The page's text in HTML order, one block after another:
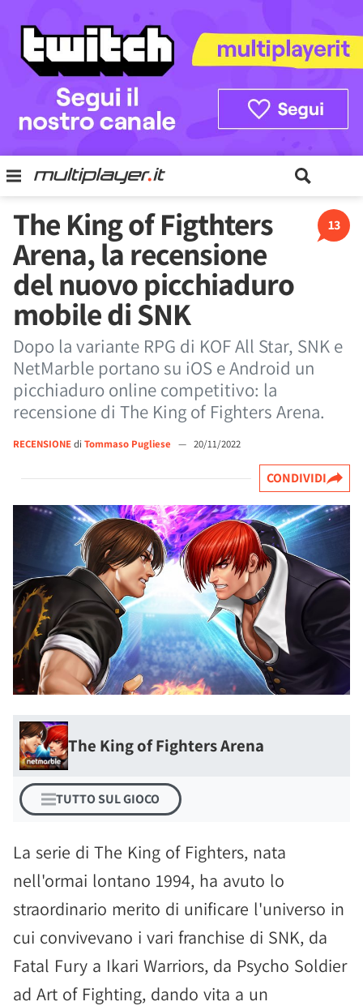
13
The King of Figthters
Arena, la recensione
del nuovo picchiaduro
mobile di SNK
Dopo la variante RPG di KOF All Star, SNK e
NetMarble portano su iOS e Android un
picchiaduro online competitivo: la
recensione di The King of Fighters Arena.
RECENSIONEdi Tommaso Pugliese — 20/11/2022
CONDIVIDI
The King of Fighters Arena
TUTTO SUL GIOCO
La serie di The King of Fighters, nata
nell'ormai lontano 1994, ha avuto lo
straordinario merito di unificare l'universo in
cui convivevano i vari franchise di SNK, da
Fatal Fury a Ikari Warriors, da Psycho Soldier
ad Art of Fighting, dando vita a un